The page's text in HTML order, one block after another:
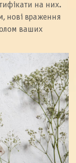
на них.
нові враження
ваших